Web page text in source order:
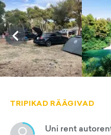
TRIPIKAD RÄÄGIVAD
Uni rent